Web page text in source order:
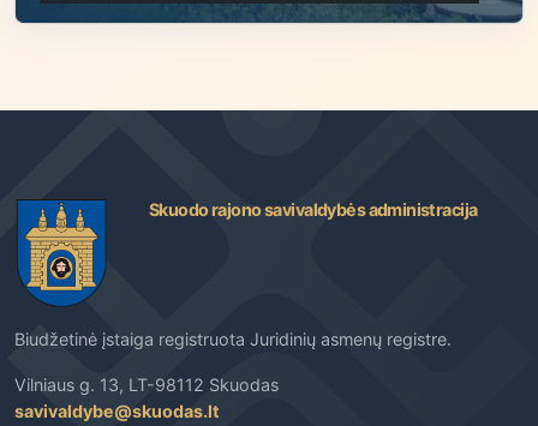
Skuodo rajono savivaldybės administracija
Biudžetinė įstaiga registruota Juridinių asmenų registre.
Vilniaus g. 13, LT-98112 Skuodas
savivaldybe@skuodas.lt